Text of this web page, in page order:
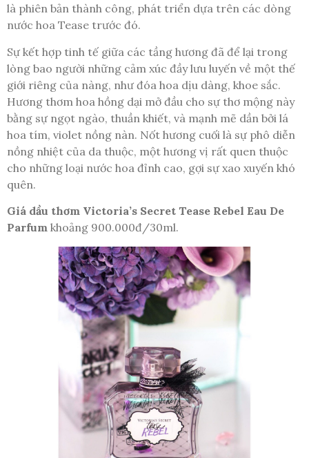
là phiên bản thành công, phát triển dựa trên các dòng
nước hoa Tease trước đó.
Sự kết hợp tinh tế giữa các tầng hương đã để lại trong
lòng bao người những cảm xúc đầy lưu luyến về một thế
giới riêng của nàng, như đóa hoa dịu dàng, khoe sắc.
Hương thơm hoa hồng dại mở đầu cho sự thơ mộng này
bằng sự ngọt ngào, thuần khiết, và mạnh mẽ dần bởi lá
hoa tím, violet nồng nàn. Nốt hương cuối là sự phô diễn
nồng nhiệt của da thuộc, một hương vị rất quen thuộc
cho những loại nước hoa đỉnh cao, gợi sự xao xuyến khó
quên.
Giá dầu thơm Victoria’s Secret Tease Rebel Eau De
Parfum khoảng 900.000đ/30ml.